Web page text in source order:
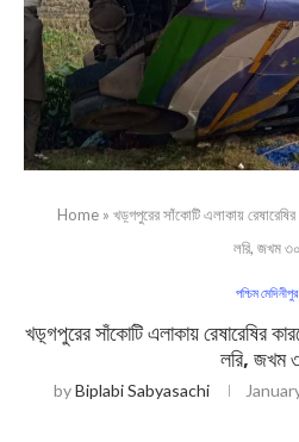
Home » খড়্গপুরের সাঁকোটি এলাকায়
লরি, জখম ৩০
পশ্চিম মেদিনীপুর
খড়্গপুরের সাঁকোটি এলাকায় রেষারেষির
লরি, জখম
byBiplabi Sabyasachi